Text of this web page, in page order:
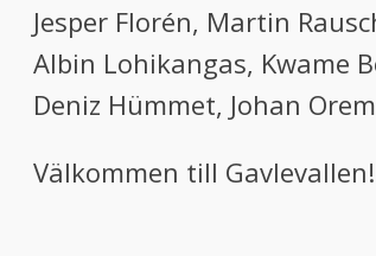
Jesper Florén, Martin
Albin Lohikangas, Kwame
Deniz Hümmet, Johan
Välkommen till Gavlevallen!